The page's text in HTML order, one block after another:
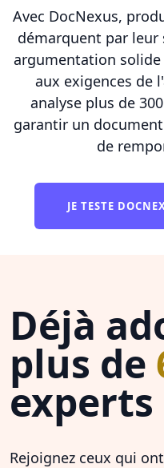
Avec DocNexus,
démarquent par
argumentation
aux exigences de
analyse plus de
garantir un
de
JE TESTE
Déjà
plus de
experts
Rejoignez ceux qui